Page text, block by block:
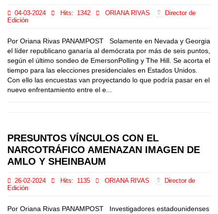
04-03-2024 Hits: 1342 ORIANA RIVAS
Director de
Edición
Por Oriana Rivas PANAMPOST Solamente en Nevada y Georgia
el líder republicano ganaría al demócrata por más de seis puntos,
según el último sondeo de EmersonPolling y The Hill. Se acorta el
tiempo para las elecciones presidenciales en Estados Unidos.
Con ello las encuestas van proyectando lo que podría pasar en el
nuevo enfrentamiento entre el e...
PRESUNTOS VÍNCULOS CON EL
NARCOTRÁFICO AMENAZAN IMAGEN DE
AMLO Y SHEINBAUM
26-02-2024 Hits: 1135 ORIANA RIVAS
Director de
Edición
Por Oriana Rivas PANAMPOST Investigadores estadounidenses